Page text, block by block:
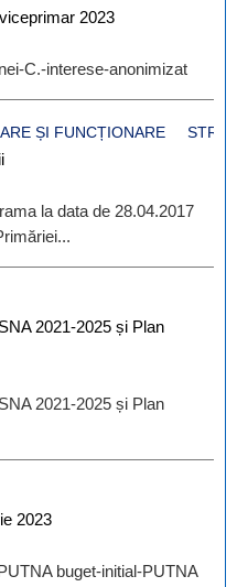
2023
C.-interese-anonimizat
ȘI FUNCȚIONARE
la data de 28.04.2017
2021-2025 și Plan
2021-2025 și Plan
2023
buget-initial-PUTNA